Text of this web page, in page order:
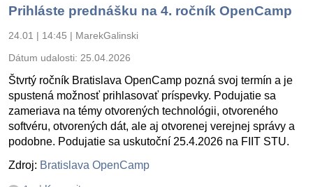
Prihláste prednášku na 4. ročník OpenCamp
24.01 | 14:45 | MarekGalinski
Dátum udalosti: 25.04.2026
Štvrtý ročník Bratislava OpenCamp pozná svoj termín a je
spustená možnosť prihlasovať príspevky. Podujatie sa
zameriava na témy otvorených technológii, otvoreného
softvéru, otvorených dát, ale aj otvorenej verejnej správy a
podobne. Podujatie sa uskutoční 25.4.2026 na FIIT STU.
Zdroj: Bratislava OpenCamp